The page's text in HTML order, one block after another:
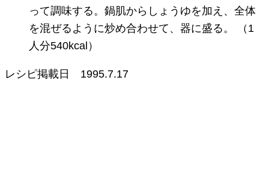
って調味する。鍋肌からしょうゆを加え、全体
を混ぜるように炒め合わせて、器に盛る。 （1
人分540kcal）
レシピ掲載日 1995.7.17